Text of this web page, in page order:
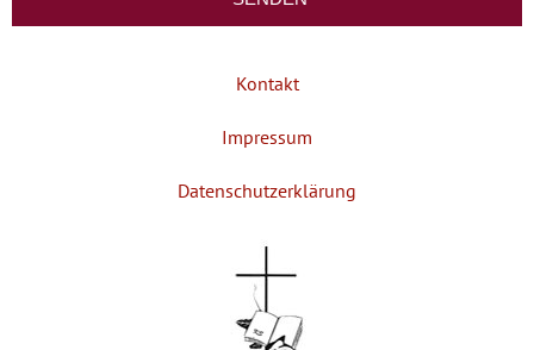
Kontakt
Impressum
Datenschutzerklärung